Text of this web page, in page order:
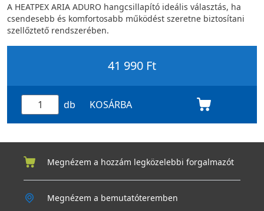
A HEATPEX ARIA ADURO hangcsillapító ideális választás, ha
csendesebb és komfortosabb működést szeretne biztosítani
szellőztető rendszerében.
41 990 Ft
db KOSÁRBA
Megnézem a hozzám legközelebbi forgalmazót
Megnézem a bemutatóteremben